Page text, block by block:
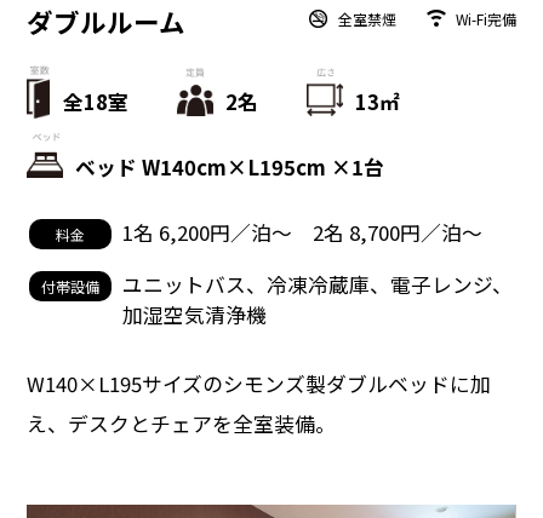
ダブルルーム 全室禁煙 Wi-Fi完備
全18室 2名 13㎡
ベッド W140cm×L195cm ×1台
料金 1名 6,200円／泊〜 2名 8,700円／泊〜
付帯設備
ユニットバス、冷凍冷蔵庫、電子レンジ、
加湿空気清浄機
W140×L195サイズのシモンズ製ダブルベッドに加
え、デスクとチェアを全室装備。